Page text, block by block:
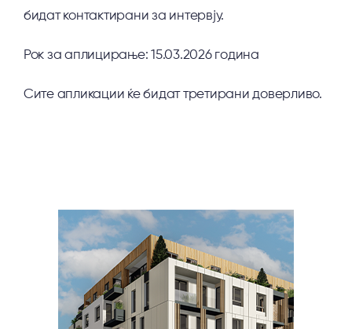
бидат контактирани за интервју.
Рок за аплицирање: 15.03.2026 година
Сите апликации ќе бидат третирани доверливо.